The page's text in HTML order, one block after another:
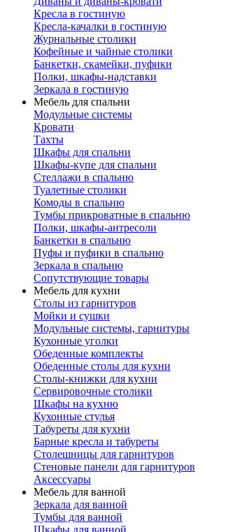
Кресла в гостиную
Кресла-качалки в гостиную
Журнальные столики
Кофейные и чайные столики
Банкетки, скамейки, пуфики
Полки, шкафы-надставки
Зеркала в гостиную
Мебель для спальни
Модульные системы
Кровати
Тахты
Шкафы для спальни
Шкафы-купе для спальни
Стеллажи в спальню
Туалетные столики
Комоды в спальню
Тумбы прикроватные в спальню
Полки, шкафы-антресоли
Банкетки в спальню
Пуфы и пуфики в спальню
Зеркала в спальню
Сопутствующие товары
Мебель для кухни
Столы из гарнитуров
Мойки и сушки
Модульные системы, гарнитуры
Кухонные уголки
Обеденные комплекты
Обеденные столы для кухни
Столы-книжки для кухни
Сервировочные столики
Шкафы на кухню
Кухонные стулья
Табуреты для кухни
Барные кресла и табуреты
Столешницы для гарнитуров
Стеновые панели для гарнитуров
Аксессуары
Мебель для ванной
Зеркала для ванной
Тумбы для ванной
Шкафы для ванной